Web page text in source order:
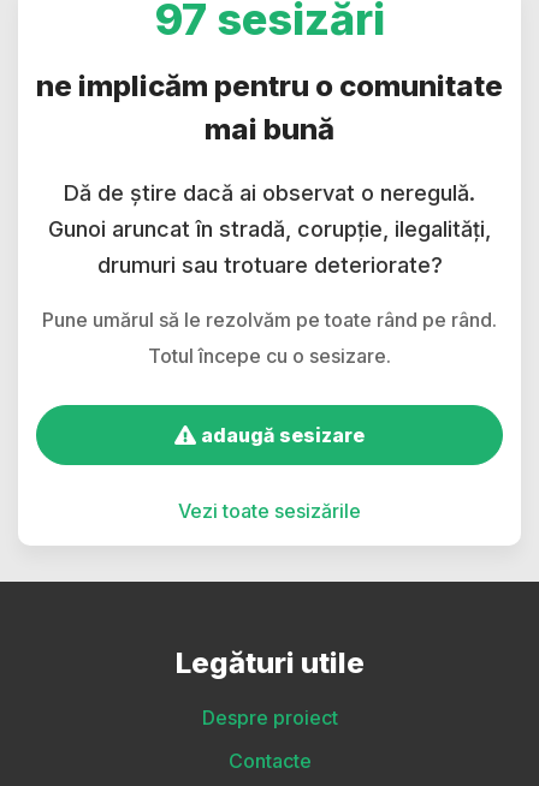
97 sesizări
ne implicăm pentru o comunitate
mai bună
Dă de știre dacă ai observat o neregulă.
Gunoi aruncat în stradă, corupție, ilegalități,
drumuri sau trotuare deteriorate?
Pune umărul să le rezolvăm pe toate rând pe rând.
Totul începe cu o sesizare.
adaugă sesizare
Vezi toate sesizările
Legături utile
Despre proiect
Contacte